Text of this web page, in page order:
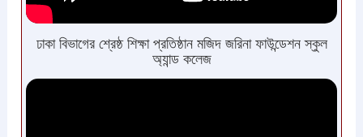
ঢাকা বিভাগের শ্রেষ্ঠ শিক্ষা প্রতিষ্ঠান মজিদ জরিনা ফাউন্ডেশন স্কুল
অ্যান্ড কলেজ